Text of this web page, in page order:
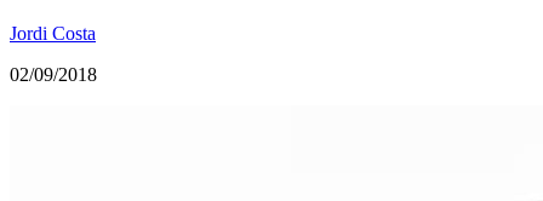
Jordi Costa
02/09/2018